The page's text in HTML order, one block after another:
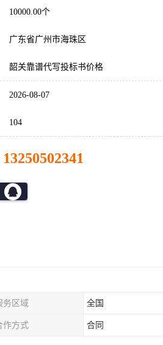
10000.00个
广东省广州市海珠区
韶关靠谱代写投标书价格
2026-08-07
104
13250502341
务区域 全国
作方式 合同